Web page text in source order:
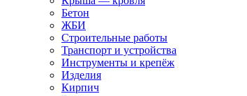
Бетон
ЖБИ
Строительные работы
Транспорт и устройства
Инструменты и крепёж
Изделия
Кирпич